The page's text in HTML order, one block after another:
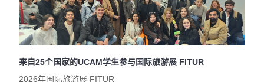
来自25个国家的UCAM学生参与国际旅游展 FITUR
2026年国际旅游展 FITUR